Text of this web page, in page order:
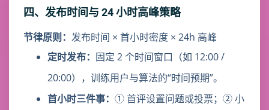
四、发布时间与 24 小时高峰策略
节律原则： 发布时间 × 首小时密度 × 24h 高峰
定时发布： 固定 2 个时间窗口（如 12:00 /
20:00），训练用户与算法的“时间预期”。
首小时三件事： ① 首评设置问题或投票；② 小